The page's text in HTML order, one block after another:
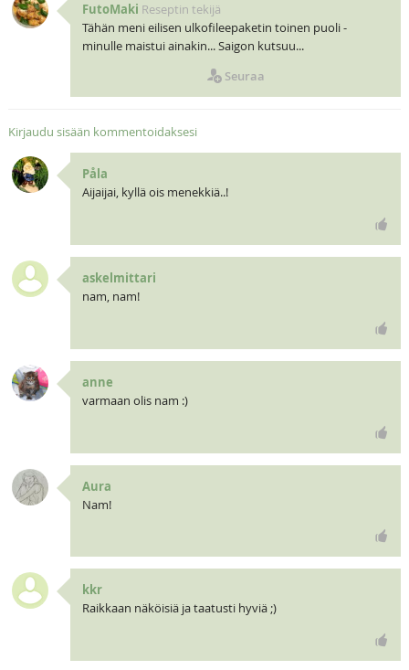
FutoMaki Reseptin tekijä
Tähän meni eilisen ulkofileepaketin toinen puoli -
minulle maistui ainakin... Saigon kutsuu...
Seuraa
Kirjaudu sisään kommentoidaksesi
Påla
Aijaijai, kyllä ois menekkiä..!
askelmittari
nam, nam!
anne
varmaan olis nam :)
Aura
Nam!
kkr
Raikkaan näköisiä ja taatusti hyviä ;)